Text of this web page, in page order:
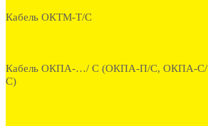
Кабель ОКТМ-Т/С
Кабель ОКПА-…/ С (ОКПА-П/С, ОКПА-С/
С)